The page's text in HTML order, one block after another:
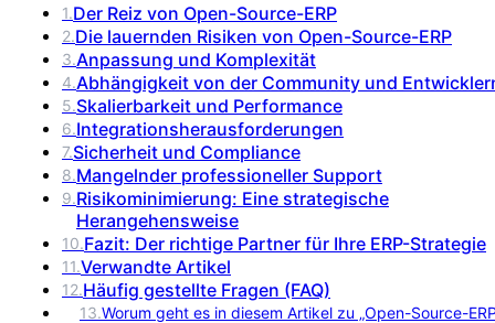
1.Der Reiz von Open-Source-ERP
2.Die lauernden Risiken von Open-Source-ERP
3.Anpassung und Komplexität
4.Abhängigkeit von der Community und
5.Skalierbarkeit und Performance
6.Integrationsherausforderungen
7.Sicherheit und Compliance
8.Mangelnder professioneller Support
9.Risikominimierung: Eine strategische
Herangehensweise
10.Fazit: Der richtige Partner für Ihre ERP-Strategie
11.Verwandte Artikel
12.Häufig gestellte Fragen (FAQ)
13.Worum geht es in diesem Artikel zu „Open-Source-